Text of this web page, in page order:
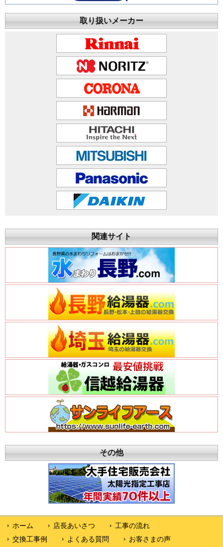
取り扱いメーカー
関連サイト
その他
ホーム 店長あいさつ
工事の流れ
交換工事例
よくある質問 お客さまの声